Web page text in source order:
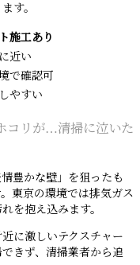
す。
施工あり
近い
で確認可
やすい
コリが…清掃に泣いた
豊かな壁」を狙ったも
東京の環境では排気ガス
を抱え込みます。
に激しいテクスチャー
きず、清掃業者から追